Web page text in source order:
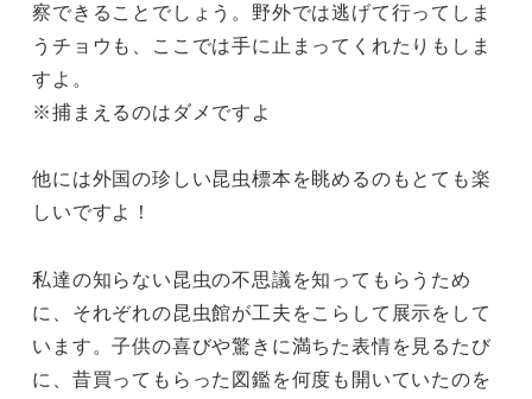
察できることでしょう。野外では逃げて行ってしま
うチョウも、ここでは手に止まってくれたりもしま
すよ。
※捕まえるのはダメですよ
他には外国の珍しい昆虫標本を眺めるのもとても楽
しいですよ！
私達の知らない昆虫の不思議を知ってもらうため
に、それぞれの昆虫館が工夫をこらして展示をして
います。子供の喜びや驚きに満ちた表情を見るたび
に、昔買ってもらった図鑑を何度も開いていたのを